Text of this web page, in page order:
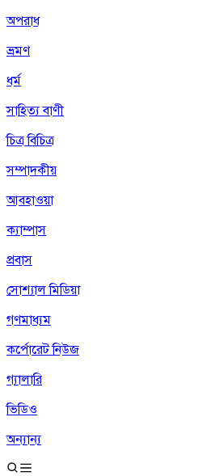
অপরাধ
ভ্রমণ
ধর্ম
সাহিত্য বাণী
চিত্র বিচিত্র
সম্পাদকীয়
আবহাওয়া
ক্যাম্পাস
প্রবাস
সোশ্যাল মিডিয়া
গণমাধ্যম
কর্পোরেট নিউজ
গ্যালারি
ভিডিও
অন্যান্য